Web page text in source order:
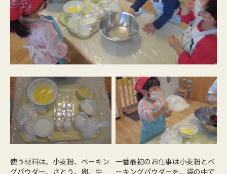
使う材料は、小麦粉、ベーキン
グパウダー、さとう、卵、牛
一番最初のお仕事は小麦粉とベ
ーキングパウダーを、袋の中で